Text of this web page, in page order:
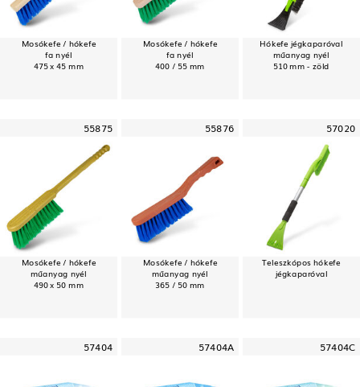
Mosókefe / hókefe
fa nyél
475 x 45 mm
Mosókefe / hókefe
fa nyél
400 / 55 mm
Hókefe jégkaparóval
műanyag nyél
510 mm - zöld
55875
Mosókefe / hókefe
műanyag nyél
490 x 50 mm
55876
Mosókefe / hókefe
műanyag nyél
365 / 50 mm
57020
Teleszkópos hókefe
jégkaparóval
57404 57404A 57404C